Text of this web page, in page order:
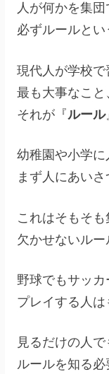
人が何かを集団
必ずルールとい
現代人が学校で
最も大事なこと
それが『ルール
幼稚園や小学に
まず人にあいさ
これはそもそ
欠かせないルー
野球でもサッカ
プレイする人は
見るだけの人で
ルールを知る必